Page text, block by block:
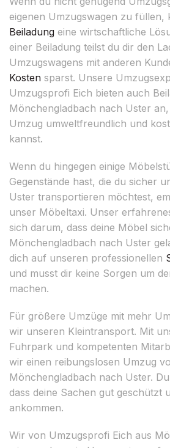
eigenen Umzugswagen zu füllen,
Beiladung eine wirtschaftliche
einer Beiladung teilst du dir den
Umzugswagens mit anderen
Kosten sparst. Unsere
Umzugsprofi Eich bieten auch
Mönchengladbach nach Uster
Umzug umweltfreundlich und
kannst.
Wenn du hingegen einige
Gegenstände hast, die du sicher
Uster transportieren möchtest,
unser Möbeltaxi. Unser
sich darum, dass deine Möbel
Mönchengladbach nach Uster
dich auf unseren professionellen
und musst dir keine Sorgen um
machen.
Für größere Umzüge mit mehr
wir unseren Kleintransport. Mit
Fuhrpark und kompetenten
wir einen reibungslosen Umzug
Mönchengladbach nach Uster.
dass deine Sachen gut geschützt
ankommen.
Wir von Umzugsprofi Eich aus